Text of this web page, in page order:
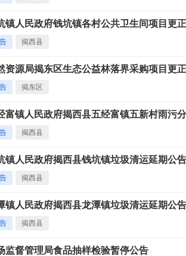
镇人民政府钱坑镇各村公共卫生间项目更
揭西县
资源局揭东区生态公益林落界采购项目更
揭东区
富镇人民政府揭西县五经富镇五新村雨污
揭西县
镇人民政府揭西县钱坑镇垃圾清运延期公告
揭西县
镇人民政府揭西县龙潭镇垃圾清运延期公告
揭西县
监督管理局食品抽样检验暂停公告